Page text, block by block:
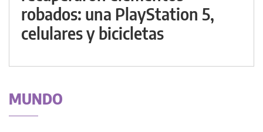
robados: una PlayStation 5,
celulares y bicicletas
MUNDO